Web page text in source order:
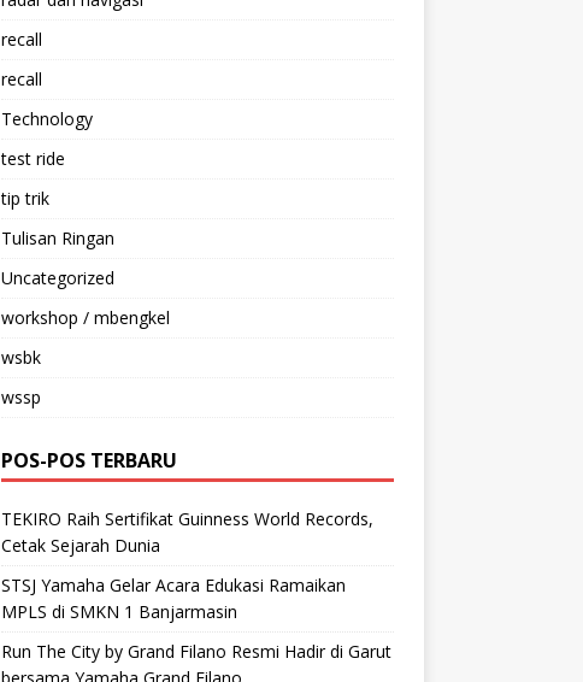
recall
recall
Technology
test ride
tip trik
Tulisan Ringan
Uncategorized
workshop / mbengkel
wsbk
wssp
POS-POS TERBARU
TEKIRO Raih Sertifikat Guinness World Records,
Cetak Sejarah Dunia
STSJ Yamaha Gelar Acara Edukasi Ramaikan
MPLS di SMKN 1 Banjarmasin
Run The City by Grand Filano Resmi Hadir di Garut